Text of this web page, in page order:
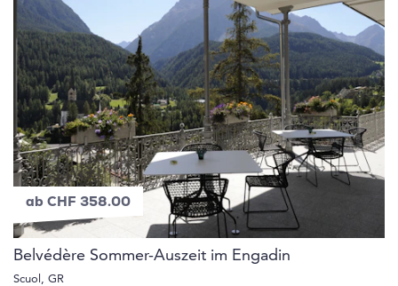
ab CHF 358.00
Belvédère Sommer-Auszeit im Engadin
Scuol, GR